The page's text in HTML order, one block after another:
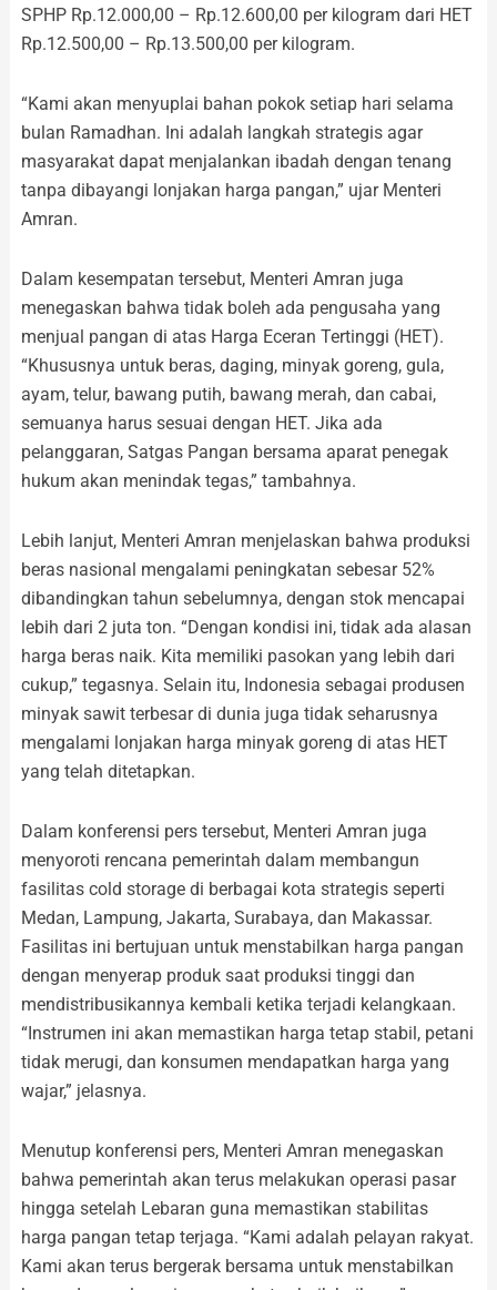
SPHP Rp.12.000,00 – Rp.12.600,00 per kilogram dari HET
Rp.12.500,00 – Rp.13.500,00 per kilogram.
“Kami akan menyuplai bahan pokok setiap hari selama
bulan Ramadhan. Ini adalah langkah strategis agar
masyarakat dapat menjalankan ibadah dengan tenang
tanpa dibayangi lonjakan harga pangan,” ujar Menteri
Amran.
Dalam kesempatan tersebut, Menteri Amran juga
menegaskan bahwa tidak boleh ada pengusaha yang
menjual pangan di atas Harga Eceran Tertinggi (HET).
“Khususnya untuk beras, daging, minyak goreng, gula,
ayam, telur, bawang putih, bawang merah, dan cabai,
semuanya harus sesuai dengan HET. Jika ada
pelanggaran, Satgas Pangan bersama aparat penegak
hukum akan menindak tegas,” tambahnya.
Lebih lanjut, Menteri Amran menjelaskan bahwa produksi
beras nasional mengalami peningkatan sebesar 52%
dibandingkan tahun sebelumnya, dengan stok mencapai
lebih dari 2 juta ton. “Dengan kondisi ini, tidak ada alasan
harga beras naik. Kita memiliki pasokan yang lebih dari
cukup,” tegasnya. Selain itu, Indonesia sebagai produsen
minyak sawit terbesar di dunia juga tidak seharusnya
mengalami lonjakan harga minyak goreng di atas HET
yang telah ditetapkan.
Dalam konferensi pers tersebut, Menteri Amran juga
menyoroti rencana pemerintah dalam membangun
fasilitas cold storage di berbagai kota strategis seperti
Medan, Lampung, Jakarta, Surabaya, dan Makassar.
Fasilitas ini bertujuan untuk menstabilkan harga pangan
dengan menyerap produk saat produksi tinggi dan
mendistribusikannya kembali ketika terjadi kelangkaan.
“Instrumen ini akan memastikan harga tetap stabil, petani
tidak merugi, dan konsumen mendapatkan harga yang
wajar,” jelasnya.
Menutup konferensi pers, Menteri Amran menegaskan
bahwa pemerintah akan terus melakukan operasi pasar
hingga setelah Lebaran guna memastikan stabilitas
harga pangan tetap terjaga. “Kami adalah pelayan rakyat.
Kami akan terus bergerak bersama untuk menstabilkan